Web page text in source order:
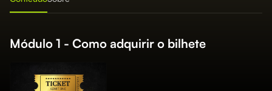
Módulo 1 - Como adquirir o bilhete